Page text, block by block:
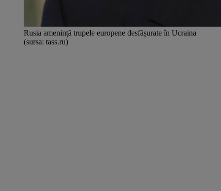
Rusia amenință trupele europene desfășurate în Ucraina
(sursa: tass.ru)